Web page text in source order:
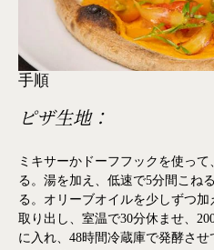
手順
ピザ生地：
ミキサーかドーフフックを使っ
る。湯を加え、低速で5分間こね
る。オリーブオイルを少しずつ
取り出し、室温で30分休ませ、
に入れ、48時間冷蔵庫で発酵さ